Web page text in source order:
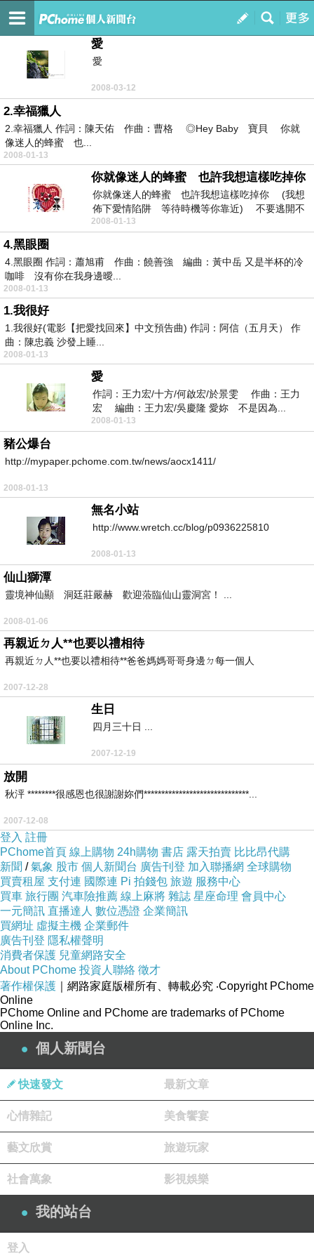
我的
訂閱
我的地盤 *
愛
愛
2008-03-12
2.幸福獵人
2.幸福獵人 作詞：陳天佑 作曲：曹格 ◎Hey Baby 寶貝 你就
像迷人的蜂蜜 也...
2008-01-13
你就像迷人的蜂蜜 也許我想這樣吃掉你
你就像迷人的蜂蜜 也許我想這樣吃掉你 (我想
佈下愛情陷阱 等待時機等你靠近) 不要逃開不
要覺...
2008-01-13
4.黑眼圈
4.黑眼圈 作詞：蕭旭甫 作曲：饒善強 編曲：黃中岳 又是半杯的冷
咖啡 沒有你在我身邊曖...
2008-01-13
1.我很好
1.我很好(電影【把愛找回來】中文預告曲) 作詞：阿信（五月天） 作
曲：陳忠義 沙發上睡...
2008-01-13
愛
作詞：王力宏/十方/何啟宏/於景雯 作曲：王力
宏 編曲：王力宏/吳慶隆 愛妳 不是因為...
2008-01-13
豬公爆台
http://mypaper.pchome.com.tw/news/aocx1411/
2008-01-13
無名小站
http://www.wretch.cc/blog/p0936225810
2008-01-13
仙山獅潭
靈境神仙顯 洞廷莊嚴赫 歡迎蒞臨仙山靈洞宮！ ...
2008-01-06
再親近ㄉ人**也要以禮相待
再親近ㄉ人**也要以禮相待**爸爸媽媽哥哥身邊ㄉ每一個人
2007-12-28
生日
四月三十日 ...
2007-12-19
放開
秋泙 ********很感恩也很謝謝妳們******************************...
2007-12-08
登入 註冊
PChome首頁 線上購物 24h購物 書店 露天拍賣 比比昂代購
新聞 /氣象 股市 個人新聞台 廣告刊登 加入聯播網 全球購物
買賣租屋 支付連 國際連 Pi 拍錢包 旅遊 服務中心
買車 旅行團 汽車險推薦 線上麻將 雜誌 星座命理 會員中心
一元簡訊 直播達人 數位憑證 企業簡訊
買網址 虛擬主機 企業郵件
廣告刊登 隱私權聲明
消費者保護 兒童網路安全
About PChome 投資人聯絡 徵才
著作權保護 ｜網路家庭版權所有、轉載必究 ‧Copyright PChome
Online
PChome Online and PChome are trademarks of PChome
Online Inc.
個人新聞台
快速發文 最新文章
心情雜記 美食饗宴
藝文欣賞 旅遊玩家
社會萬象 影視娛樂
我的站台
登入